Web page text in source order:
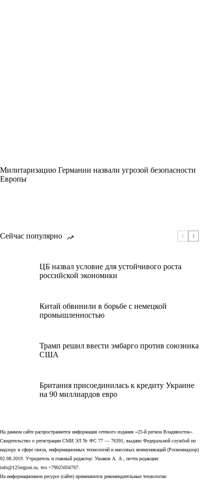
Милитаризацию Германии назвали угрозой безопасности
Европы
Сейчас популярно
ЦБ назвал условие для устойчивого роста
российской экономики
Китай обвинили в борьбе с немецкой
промышленностью
Трамп решил ввести эмбарго против союзника
США
Британия присоединилась к кредиту Украине
на 90 миллиардов евро
На данном сайте распространяется информация сетевого издания «25-й регион Владивосток».
Свидетельство о регистрации СМИ ЭЛ № ФС 77 — 76391, выдано Федеральной службой по
надзору в сфере связи, информационных технологий и массовых коммуникаций (Роскомнадзор)
02.08.2019. Учредитель и главный редактор: Ушаков А. А., почта редакции:
info@125region.ru, тел.+79025056767.
На информационном ресурсе (сайте) применяются рекомендательные технологии